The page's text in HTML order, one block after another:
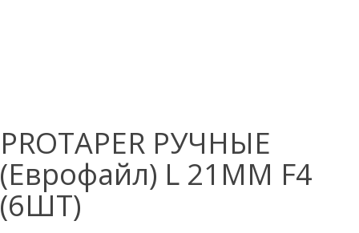
PROTAPER РУЧНЫЕ
(Еврофайл) L 21ММ F4
(6ШТ)